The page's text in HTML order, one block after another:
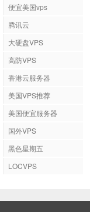
便宜美国vps
腾讯云
大硬盘VPS
高防VPS
香港云服务器
美国VPS推荐
美国便宜服务器
国外VPS
黑色星期五
LOCVPS